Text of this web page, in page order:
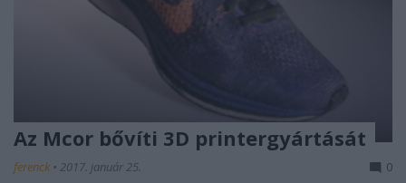
Az Mcor bővíti 3D printergyártását
ferenck • 2017. január 25. 0